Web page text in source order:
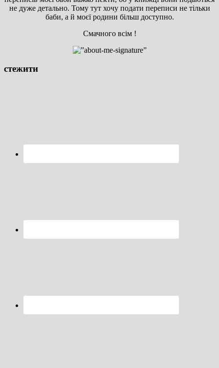
не дуже детально. Тому тут хочу подати переписи не тільки
баби, а й моєї родини більш доступно.
Смачного всім !
стежити